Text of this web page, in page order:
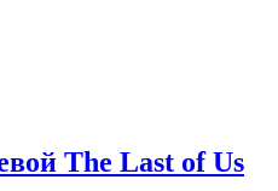
The Last of Us